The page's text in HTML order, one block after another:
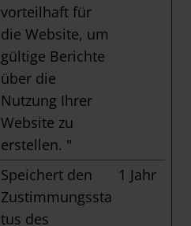
vorteilhaft für
die Website, um
gültige Berichte
über die
Nutzung Ihrer
Website zu
erstellen. "
Speichert den
Zustimmungssta
tus des
1 Jahr